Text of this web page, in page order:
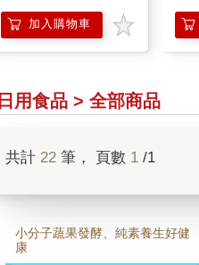
加入購物車
日用食品 > 全部商品
共計 22 筆， 頁數 1 /1
小分子蔬果發酵、純素養生好健
康